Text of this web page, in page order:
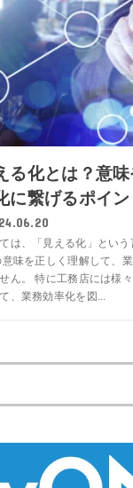
る化とは？意
に繋げるポイン
は、「見える化」という
味を正しく理解して、
ん。 特に工務店には様
、業務効率化を図...
索: